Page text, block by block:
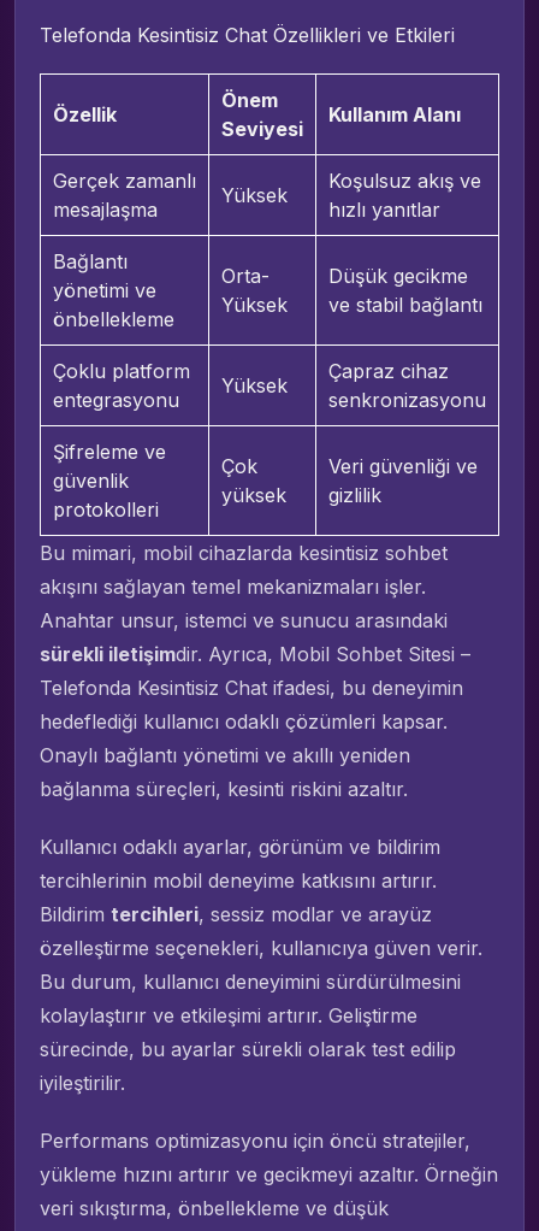
Telefonda Kesintisiz Chat Özellikleri ve Etkileri
Özellik
Önem
Seviyesi
Kullanım Alanı
Gerçek zamanlı
mesajlaşma
Yüksek
Koşulsuz akış ve
hızlı yanıtlar
Bağlantı
yönetimi ve
önbellekleme
Orta-
Yüksek
Düşük gecikme
ve stabil bağlantı
Çoklu platform
entegrasyonu
Yüksek
Çapraz cihaz
senkronizasyonu
Şifreleme ve
güvenlik
protokolleri
Çok
yüksek
Veri güvenliği ve
gizlilik
Bu mimari, mobil cihazlarda kesintisiz sohbet
akışını sağlayan temel mekanizmaları işler.
Anahtar unsur, istemci ve sunucu arasındaki
sürekli iletişimdir. Ayrıca, Mobil Sohbet Sitesi –
Telefonda Kesintisiz Chat ifadesi, bu deneyimin
hedeflediği kullanıcı odaklı çözümleri kapsar.
Onaylı bağlantı yönetimi ve akıllı yeniden
bağlanma süreçleri, kesinti riskini azaltır.
Kullanıcı odaklı ayarlar, görünüm ve bildirim
tercihlerinin mobil deneyime katkısını artırır.
Bildirim tercihleri, sessiz modlar ve arayüz
özelleştirme seçenekleri, kullanıcıya güven verir.
Bu durum, kullanıcı deneyimini sürdürülmesini
kolaylaştırır ve etkileşimi artırır. Geliştirme
sürecinde, bu ayarlar sürekli olarak test edilip
iyileştirilir.
Performans optimizasyonu için öncü stratejiler,
yükleme hızını artırır ve gecikmeyi azaltır. Örneğin
veri sıkıştırma, önbellekleme ve düşük